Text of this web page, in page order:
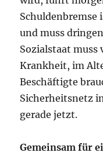
Schuldenbremse
und muss
Sozialstaat muss
Krankheit, im
Beschäftigte
Sicherheitsnetz
gerade jetzt.
Gemeinsam für